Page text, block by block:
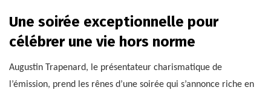
Une soirée exceptionnelle pour
célébrer une vie hors norme
Augustin Trapenard, le présentateur charismatique de
l’émission, prend les rênes d’une soirée qui s’annonce riche en